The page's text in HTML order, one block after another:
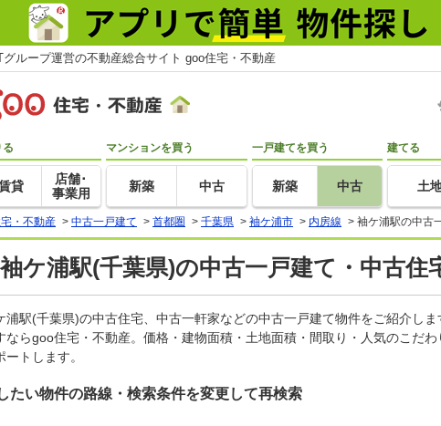
グループ運営の不動産総合サイト goo住宅・不動産
る
貸
店舗･
事業用
マンションを買う
新築 中古
一戸建てを買う
新築 中古
建てる
土
・不動産 > 中古一戸建て > 首都圏 > 千葉県 > 袖ケ浦市 > 内房線 > 袖ケ浦駅の中古
袖ケ浦駅(千葉県)の中古一戸建て・中古住
浦駅(千葉県)の中古住宅、中古一軒家などの中古一戸建て物件をご紹介し
ならgoo住宅・不動産。価格・建物面積・土地面積・間取り・人気のこだ
ートします。
たい物件の路線・検索条件を変更して再検索